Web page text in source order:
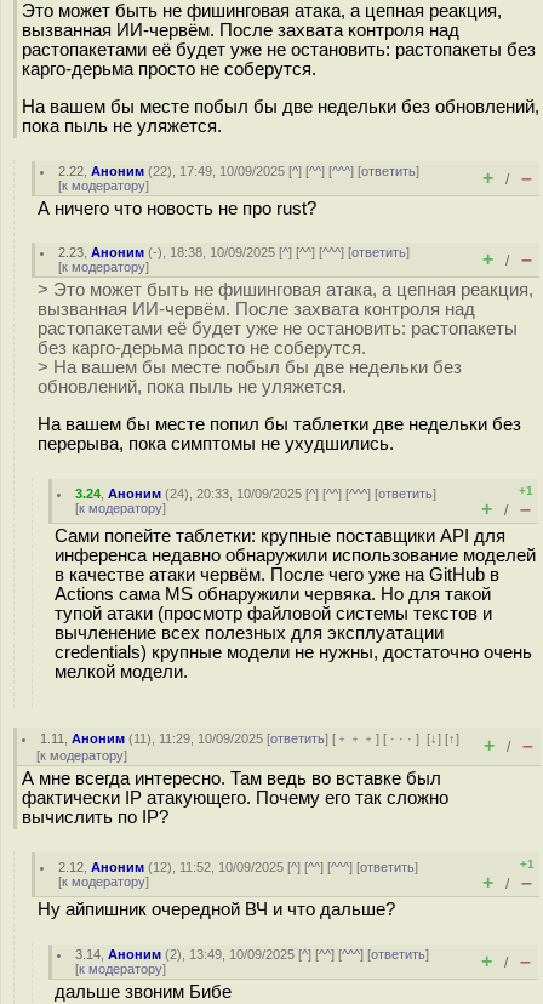
Это может быть не фишинговая атака, а цепная реакция,
вызванная ИИ-червём. После захвата контроля над
растопакетами её будет уже не остановить: растопакеты без
карго-дерьма просто не соберутся.
На вашем бы месте побыл бы две недельки без обновлений,
пока пыль не уляжется.
2.22 ,Аноним (22), 17:49, 10/09/2025 [^] [^^] [^^^] [ответить]
[к модератору] + / –
А ничего что новость не про rust?
2.23 ,Аноним (-), 18:38, 10/09/2025 [^] [^^] [^^^] [ответить]
[к модератору] + / –
> Это может быть не фишинговая атака, а цепная реакция,
вызванная ИИ-червём. После захвата контроля над
растопакетами её будет уже не остановить: растопакеты
без карго-дерьма просто не соберутся.
> На вашем бы месте побыл бы две недельки без
обновлений, пока пыль не уляжется.
На вашем бы месте попил бы таблетки две недельки без
перерыва, пока симптомы не ухудшились.
3.24 ,Аноним (24), 20:33, 10/09/2025 [^] [^^] [^^^] [ответить]
[к модератору]
+1
+ / –
Сами попейте таблетки: крупные поставщики API для
инференса недавно обнаружили использование моделей
в качестве атаки червём. После чего уже на GitHub в
Actions сама MS обнаружили червяка. Но для такой
тупой атаки (просмотр файловой системы текстов и
вычленение всех полезных для эксплуатации
credentials) крупные модели не нужны, достаточно очень
мелкой модели.
1.11 ,Аноним (11), 11:29, 10/09/2025 [ответить] [ ﹢﹢﹢] [ · · ·][↓] [↑]
[к модератору] + / –
А мне всегда интересно. Там ведь во вставке был
фактически IP атакующего. Почему его так сложно
вычислить по IP?
2.12 ,Аноним (12), 11:52, 10/09/2025 [^] [^^] [^^^] [ответить]
[к модератору]
+1
+ / –
Ну айпишник очередной ВЧ и что дальше?
3.14 ,Аноним (2), 13:49, 10/09/2025 [^] [^^] [^^^] [ответить]
[к модератору] + / –
дальше звоним Бибе